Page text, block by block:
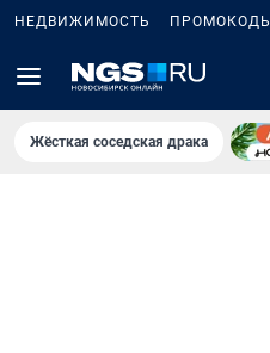
НЕДВИЖИМОСТЬ ПРОМОКОДЫ
Жёсткая соседская драка